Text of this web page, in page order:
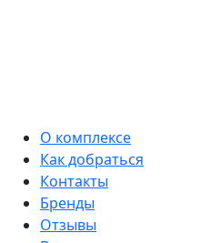
О комплексе
Как добраться
Контакты
Бренды
Отзывы